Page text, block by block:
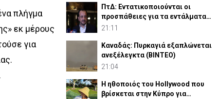
πλήγμα
εκ μέρους
για
ΠτΔ: Εντατικοποιούνται οι
προσπάθειες για τα εντάλματα
σύλληψης Ισαάκ-Σολωμού
21:11
Καναδάς: Πυρκαγιά εξαπλώνεται
ανεξέλεγκτα (ΒΙΝΤΕΟ)
21:04
Η ηθοποιός του Hollywood που
βρίσκεται στην Κύπρο για